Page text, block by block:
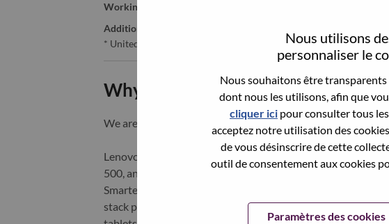
Nous utilisons
personnaliser le
Nous souhaitons être transparents
dont nous les utilisons, afin que
cliquer ici pour consulter tous
acceptez notre utilisation des
de vous désinscrire de cette
outil de consentement aux cookies
Paramètres des cookies
Working Time:
Additional Locations
* United States of America - North Carolina - Morrisville
Why Work at Lenovo
We are Lenovo. We do what we say. We own what we do.
Lenovo is a US$83 billion revenue global technology
500, and serving millions of customers every day in 180
Smarter Technology for All, Lenovo has built on its success
stack portfolio of AI-enabled, AI-ready, and AI-optimized